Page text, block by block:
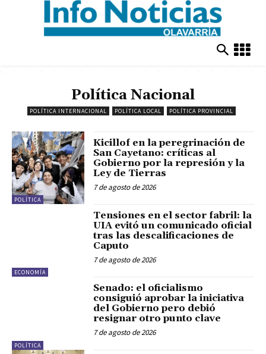
Política Nacional
POLÍTICA INTERNACIONAL POLÍTICA LOCAL POLÍTICA PROVINCIAL
POLÍTICA
Kicillof en la peregrinación de
San Cayetano: críticas al
Gobierno por la represión y la
Ley de Tierras
7 de agosto de 2026
ECONOMÍA
Tensiones en el sector fabril: la
UIA evitó un comunicado oficial
tras las descalificaciones de
Caputo
7 de agosto de 2026
POLÍTICA
Senado: el oficialismo
consiguió aprobar la iniciativa
del Gobierno pero debió
resignar otro punto clave
7 de agosto de 2026